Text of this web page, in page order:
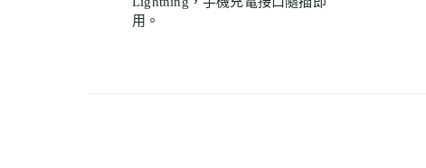
用。